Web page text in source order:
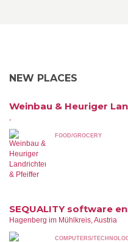
NEW PLACES
Weinbau & Heuriger
,
FOOD/GROCERY
SEQUALITY software
Hagenberg im Mühlkreis, Austria
COMPUTERS/